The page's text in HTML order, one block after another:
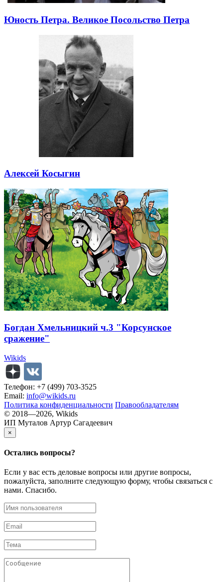
Юность Петра. Великое Посольство Петра
Алексей Косыгин
Богдан Хмельницкий ч.3 "Корсунское
сражение"
Wikids
Телефон: +7 (499) 703-3525
Email: info@wikids.ru
Политика конфиденциальности Правообладателям
© 2018—2026, Wikids
ИП Муталов Артур Сагадеевич
×
Остались вопросы?
Если у вас есть деловые вопросы или другие вопросы,
пожалуйста, заполните следующую форму, чтобы связаться с
нами. Спасибо.